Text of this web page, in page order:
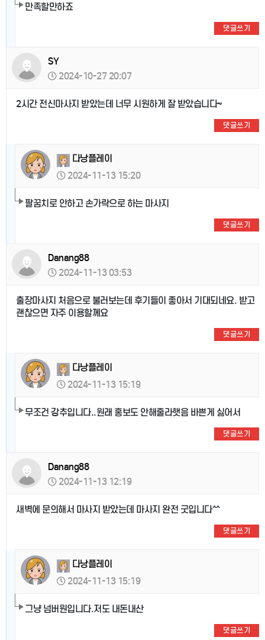
만족할만하죠
댓글쓰기
SY
2024-10-27 20:07
2시간 전신마사지 받았는데 너무 시원하게 잘 받았습니다~
댓글쓰기
다낭플레이
2024-11-13 15:20
팔꿈치로 안하고 손가락으로 하는 마사지
댓글쓰기
Danang88
2024-11-13 03:53
출장마사지 처음으로 불러보는데 후기들이 좋아서 기대되네요. 받고
괜찮으면 자주 이용할께요
댓글쓰기
다낭플레이
2024-11-13 15:19
무조건 강추입니다..원래 홍보도 안해줄라햇음 바쁜게 싫어서
댓글쓰기
Danang88
2024-11-13 12:19
새벽에 문의해서 마사지 받았는데 마사지 완전 굿입니다^^
댓글쓰기
다낭플레이
2024-11-13 15:19
그냥 넘버원입니다.저도 내돈내산
댓글쓰기